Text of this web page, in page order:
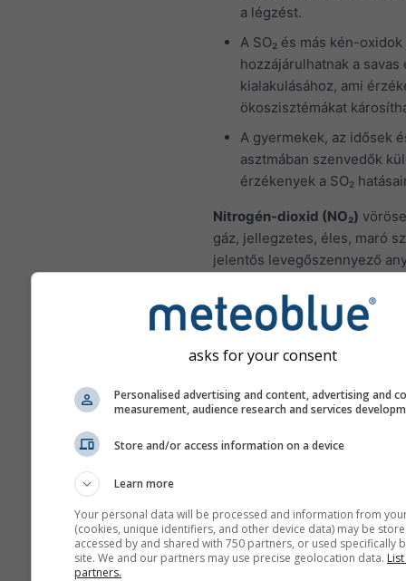
a légzést.
A SO₂ és más kén-oxidok
hozzájárulhatnak a savas
kialakulásához, ami
ökoszisztémákat
A gyermekek, az idősek
asztmában szenvedők
érzékenyek a SO₂
Nitrogén-dioxid (NO₂)
gáz, jellegzetes, éles, maró
jelentős levegőszennyező
tüzelőanyagok – szén, kőolaj
– égetése. A városokban a
dioxid nagy része a
kipufogógázából származik.
dioxid fontos
hozzájárul az ózon
egészségre.
nyálkahártyájában, és
csökkentheti a
szembeni immunitást
asks for your consent
Personalised advertising and content, advertising and
measurement, audience research and services
Store and/or access information on a device
Learn more
Your personal data will be processed and information from
(cookies, unique identifiers, and other device data) may be
accessed by and shared with 750 partners, or used specifically
site. We and our partners may use precise geolocation data.
partners.